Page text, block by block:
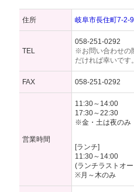
住所 岐阜市長住町7-2-9
TEL
058-251-0292
※お問い合わせの
だければ幸いです。
FAX 058-251-0292
営業時間
11:30～14:00
17:30～22:30
※金・土は夜のみ
[ランチ]
11:30～14:00
(ランチラストオ
※月～木のみ